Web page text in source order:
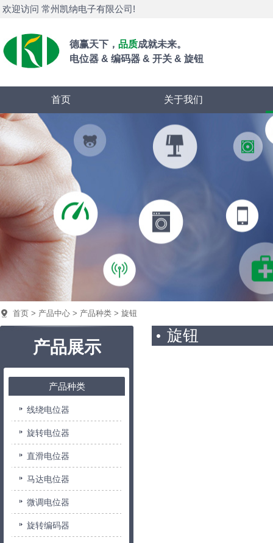
欢迎访问 常州凯纳电子有限公司!
德赢天下， 品质成就未来。
电位器 & 编码器 & 开关 & 旋钮
首页 关于我们
首页 > 产品中心 > 产品种类 > 旋钮
产品展示
产品种类
线绕电位器
旋转电位器
直滑电位器
马达电位器
微调电位器
旋转编码器
旋钮